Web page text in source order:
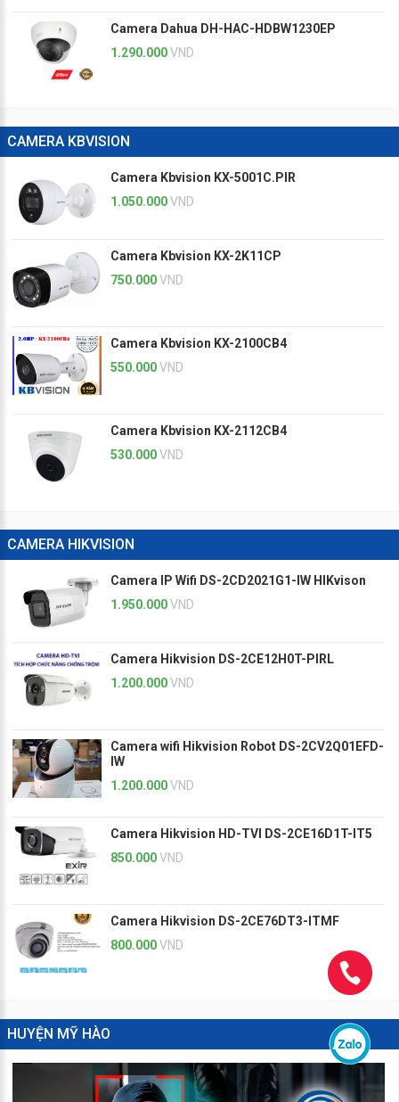
Camera Dahua DH-HAC-HDBW1230EP
1.290.000VND
CAMERA KBVISION
Camera Kbvision KX-5001C.PIR
1.050.000VND
Camera Kbvision KX-2K11CP
750.000VND
Camera Kbvision KX-2100CB4
550.000VND
Camera Kbvision KX-2112CB4
530.000VND
CAMERA HIKVISION
Camera IP Wifi DS-2CD2021G1-IW HIKvison
1.950.000VND
Camera Hikvision DS-2CE12H0T-PIRL
1.200.000VND
Camera wifi Hikvision Robot DS-2CV2Q01EFD-
IW
1.200.000VND
Camera Hikvision HD-TVI DS-2CE16D1T-IT5
850.000VND
Camera Hikvision DS-2CE76DT3-ITMF
800.000VND
HUYỆN MỸ HÀO